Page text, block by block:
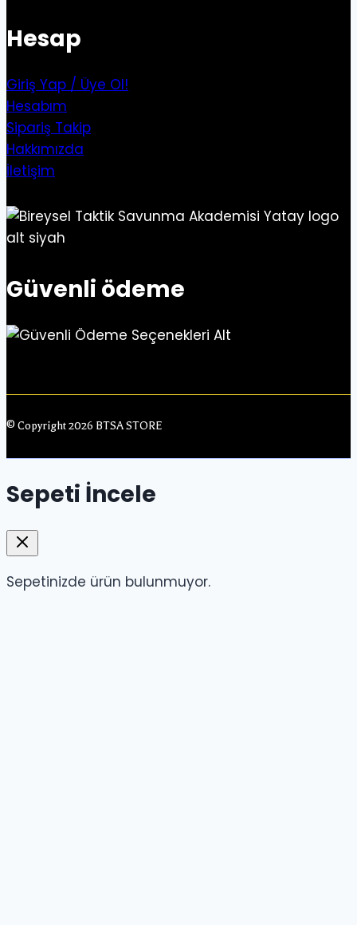
Hesap
Giriş Yap / Üye Ol!
Hesabım
Sipariş Takip
Hakkımızda
İletişim
Güvenli ödeme
© Copyright 2026 BTSA STORE
Sepeti İncele
Sepetinizde ürün bulunmuyor.